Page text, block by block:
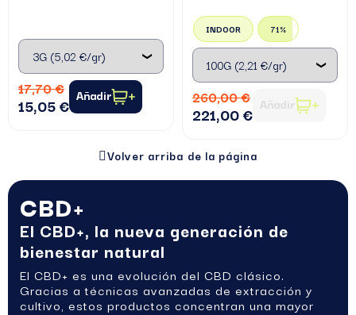
17,70 €
15,05 € Añadir
INDOOR 71%
260,00 €
221,00 € Añadir
Volver arriba de la página
CBD+
El CBD+, la nueva generación de
bienestar natural
El CBD+ es una evolución del CBD clásico.
Gracias a técnicas avanzadas de extracción y
cultivo, estos productos concentran una mayor